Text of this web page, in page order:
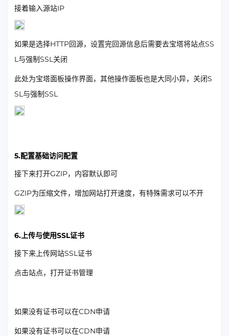
接着输入源站IP
如果是选择HTTP回源，设置完回源信息后需要去宝塔将站点SS
L与强制SSL关闭
此处为宝塔面板操作界面，其他操作面板也是大同小异，关闭S
SL与强制SSL
5.配置基础访问配置
接下来打开GZIP，内容默认即可
GZIP为压缩文件，增加网站打开速度，有特殊需求可以不开
6.上传与使用SSL证书
接下来上传网站SSL证书
点击站点，打开证书管理
如果没有证书可以在CDN申请
如果没有证书可以在CDN申请